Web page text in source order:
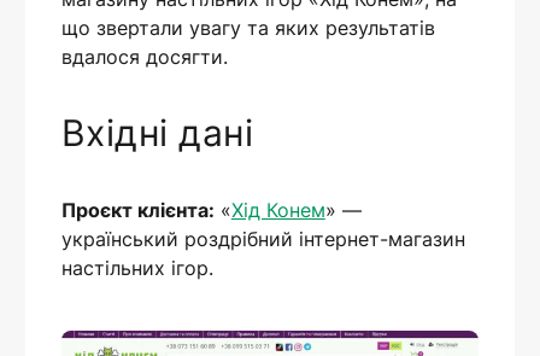
що звертали увагу та яких результатів
вдалося досягти.
Вхідні дані
Проєкт клієнта: «Хід Конем» —
український роздрібний інтернет-магазин
настільних ігор.